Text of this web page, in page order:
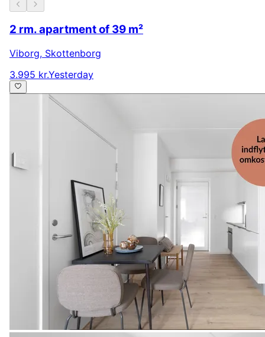
2 rm. apartment of 39 m²
Viborg, Skottenborg
3.995 kr.Yesterday